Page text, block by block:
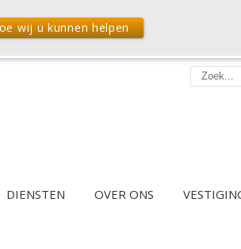
DIENSTEN OVER ONS
wij u kunnen helpen